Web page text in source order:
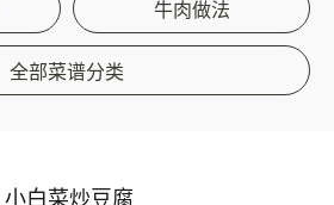
牛肉做法
全部菜谱分类
小白菜炒豆腐